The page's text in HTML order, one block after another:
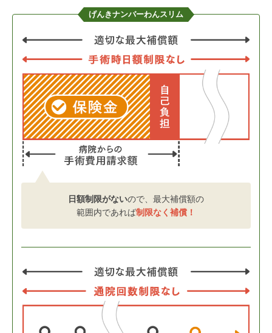
げんきナンバーわんスリム
日額制限がないので、 最大補償額の
範囲内であれば制限なく補償！